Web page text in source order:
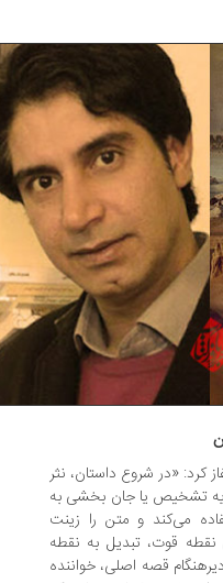
شروع داستان، نثر
یا جان بخشی به
و متن را زینت
تبدیل به نقطه
قصه اصلی، خواننده